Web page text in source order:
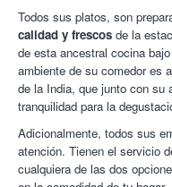
Todos sus platos, son
calidad y frescos de la
de esta ancestral cocina
ambiente de su comedor es
de la India, que junto con su
tranquilidad para la
Adicionalmente, todos sus
atención. Tienen el servicio
cualquiera de las dos